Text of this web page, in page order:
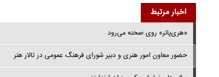
اخبار مرتبط
«هری‌پاتر» روی صحنه می‌رود
حضور معاون امور هنری و دبیر شورای فرهنگ عمومی در تالار هنر